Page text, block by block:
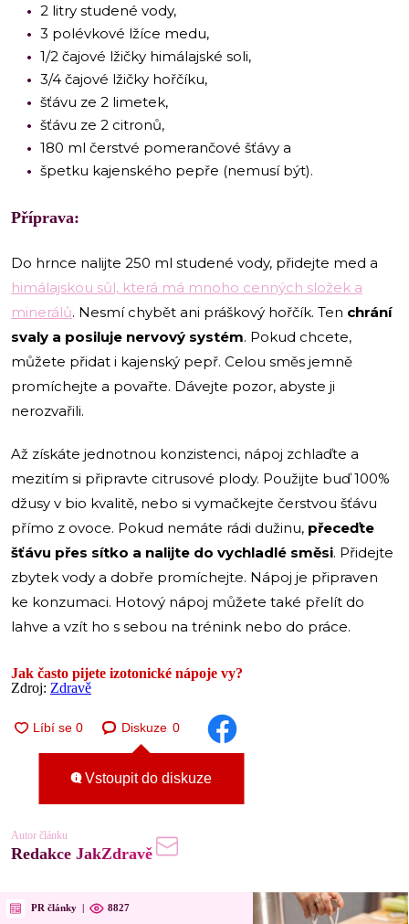
2 litry studené vody,
3 polévkové lžíce medu,
1/2 čajové lžičky himálajské soli,
3/4 čajové lžičky hořčíku,
šťávu ze 2 limetek,
šťávu ze 2 citronů,
180 ml čerstvé pomerančové šťávy a
špetku kajenského pepře (nemusí být).
Příprava:
Do hrnce nalijte 250 ml studené vody, přidejte med a
himálajskou sůl, která má mnoho cenných složek a
minerálů. Nesmí chybět ani práškový hořčík. Ten chrání
svaly a posiluje nervový systém. Pokud chcete,
můžete přidat i kajenský pepř. Celou směs jemně
promíchejte a povařte. Dávejte pozor, abyste ji
nerozvařili.
Až získáte jednotnou konzistenci, nápoj zchlaďte a
mezitím si připravte citrusové plody. Použijte buď 100%
džusy v bio kvalitě, nebo si vymačkejte čerstvou šťávu
přímo z ovoce. Pokud nemáte rádi dužinu, přeceďte
šťávu přes sítko a nalijte do vychladlé směsi. Přidejte
zbytek vody a dobře promíchejte. Nápoj je připraven
ke konzumaci. Hotový nápoj můžete také přelít do
lahve a vzít ho s sebou na trénink nebo do práce.
Jak často pijete izotonické nápoje vy?
Zdroj: Zdravě
Diskuze 0
Vstoupit do diskuze
Autor článku
Redakce JakZdravě
PR články | 8827